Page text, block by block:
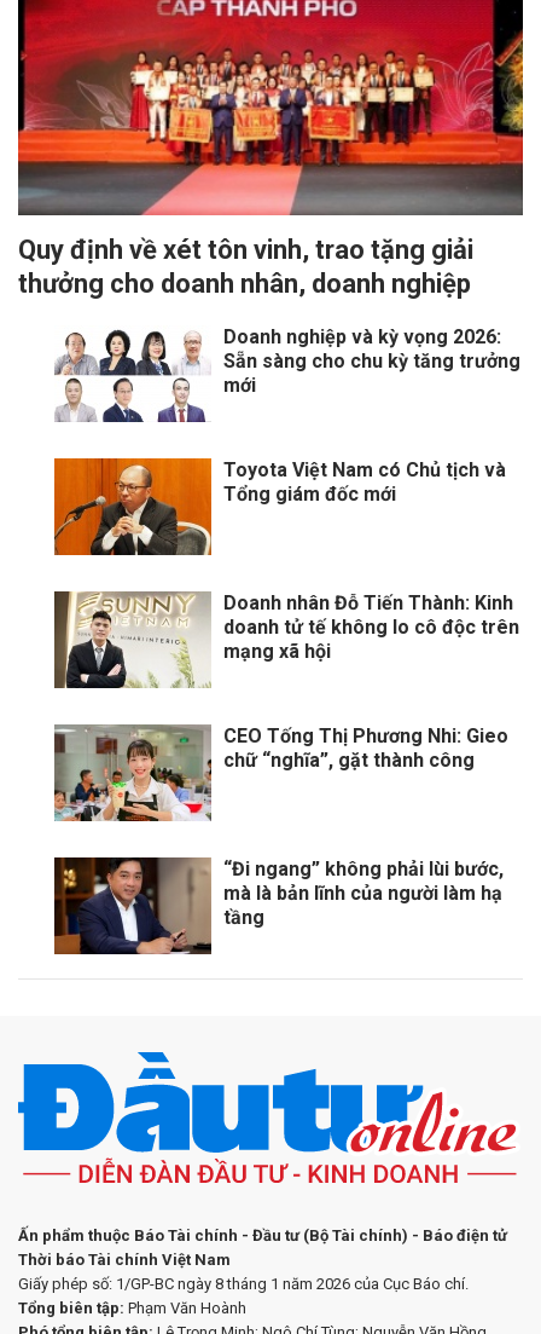
Quy định về xét tôn vinh, trao tặng giải
thưởng cho doanh nhân, doanh nghiệp
Doanh nghiệp và kỳ vọng 2026:
Sẵn sàng cho chu kỳ tăng trưởng
mới
Toyota Việt Nam có Chủ tịch và
Tổng giám đốc mới
Doanh nhân Đỗ Tiến Thành: Kinh
doanh tử tế không lo cô độc trên
mạng xã hội
CEO Tống Thị Phương Nhi: Gieo
chữ “nghĩa”, gặt thành công
“Đi ngang” không phải lùi bước,
mà là bản lĩnh của người làm hạ
tầng
Ấn phẩm thuộc Báo Tài chính - Đầu tư (Bộ Tài chính) - Báo điện tử
Thời báo Tài chính Việt Nam
Giấy phép số: 1/GP-BC ngày 8 tháng 1 năm 2026 của Cục Báo chí.
Tổng biên tập: Phạm Văn Hoành